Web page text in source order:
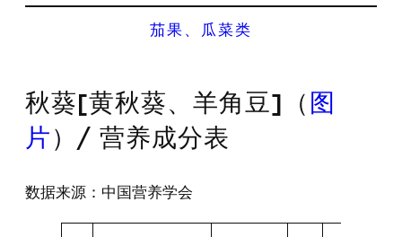
茄果、瓜菜类
秋葵[黄秋葵、羊角豆]（ 图
片 ）/ 营养成分表
数据来源：中国营养学会